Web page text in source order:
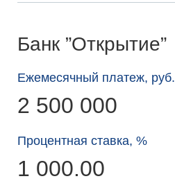
Банк ”Открытие”
Ежемесячный платеж, руб.
2 500 000
Процентная ставка, %
1 000.00